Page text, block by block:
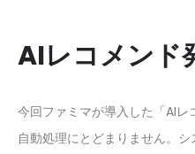
AIレコメンド
今回ファミマが導入した「AI
自動処理にとどまりません。